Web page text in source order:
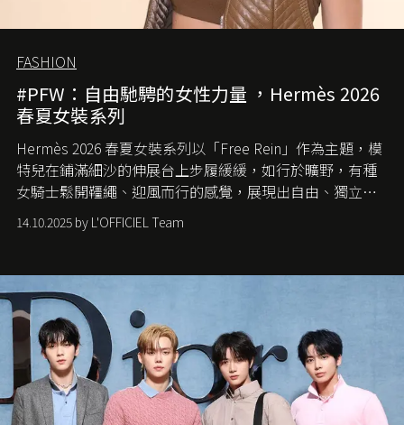
FASHION
#PFW：自由馳騁的女性力量 ，Hermès 2026
春夏女裝系列
Hermès 2026 春夏女裝系列以「Free Rein」作為主題，模
特兒在鋪滿細沙的伸展台上步履緩緩，如行於曠野，有種
女騎士鬆開韁繩、迎風而行的感覺，展現出自由、獨立與
從容的態度。
14.10.2025 by L'OFFICIEL Team